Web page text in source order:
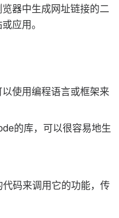
器中生成网址链接的二
应用。
使用编程语言或框架来
的库，可以很容易地生
码来调用它的功能，传